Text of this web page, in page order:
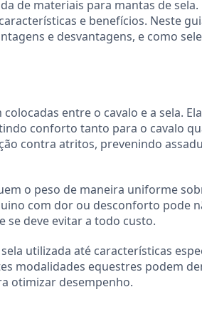
de materiais para mantas de sela.
e benefícios. Neste
e desvantagens, e como
entre o cavalo e a sela.
conforto tanto para o cavalo
contra atritos, prevenindo
o peso de maneira uniforme
com dor ou desconforto pode
deve evitar a todo custo.
utilizada até características
modalidades equestres podem
otimizar desempenho.